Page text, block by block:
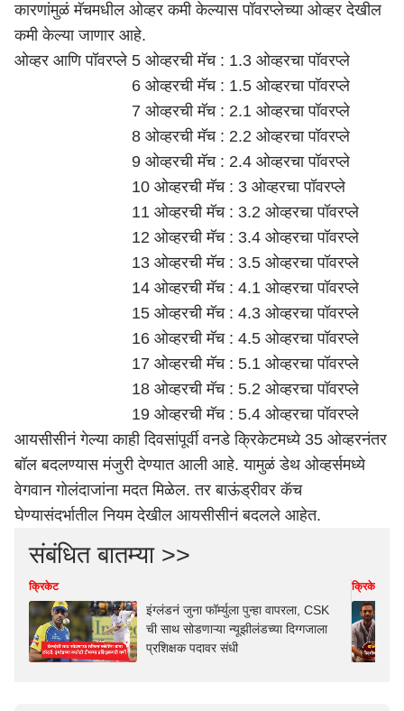
कारणांमुळं मॅचमधील ओव्हर कमी केल्यास पॉवरप्लेच्या ओव्हर देखील
कमी केल्या जाणार आहे.
ओव्हर आणि पॉवरप्ले 5 ओव्हरची मॅच : 1.3 ओव्हरचा पॉवरप्ले
6 ओव्हरची मॅच : 1.5 ओव्हरचा पॉवरप्ले
7 ओव्हरची मॅच : 2.1 ओव्हरचा पॉवरप्ले
8 ओव्हरची मॅच : 2.2 ओव्हरचा पॉवरप्ले
9 ओव्हरची मॅच : 2.4 ओव्हरचा पॉवरप्ले
10 ओव्हरची मॅच : 3 ओव्हरचा पॉवरप्ले
11 ओव्हरची मॅच : 3.2 ओव्हरचा पॉवरप्ले
12 ओव्हरची मॅच : 3.4 ओव्हरचा पॉवरप्ले
13 ओव्हरची मॅच : 3.5 ओव्हरचा पॉवरप्ले
14 ओव्हरची मॅच : 4.1 ओव्हरचा पॉवरप्ले
15 ओव्हरची मॅच : 4.3 ओव्हरचा पॉवरप्ले
16 ओव्हरची मॅच : 4.5 ओव्हरचा पॉवरप्ले
17 ओव्हरची मॅच : 5.1 ओव्हरचा पॉवरप्ले
18 ओव्हरची मॅच : 5.2 ओव्हरचा पॉवरप्ले
19 ओव्हरची मॅच : 5.4 ओव्हरचा पॉवरप्ले
आयसीसीनं गेल्या काही दिवसांपूर्वी वनडे क्रिकेटमध्ये 35 ओव्हरनंतर
बॉल बदलण्यास मंजुरी देण्यात आली आहे. यामुळं डेथ ओव्हर्समध्ये
वेगवान गोलंदाजांना मदत मिळेल. तर बाऊंड्रीवर कॅच
घेण्यासंदर्भातील नियम देखील आयसीसीनं बदलले आहेत.
संबंधित बातम्या >>
क्रिकेट
इंग्लंडनं जुना फॉर्म्युला पुन्हा वापरला, CSK
ची साथ सोडणाऱ्या न्यूझीलंडच्या दिग्गजाला
प्रशिक्षक पदावर संधी
क्रिकेट